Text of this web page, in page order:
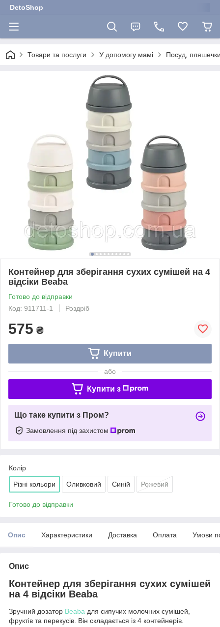
DetoShop
Товари та послуги У допомогу мамі Посуд,
Контейнер для зберігання сухих сумішей на 4
відсіки Beaba
Готово до відправки
Код: 911711-1
Роздріб
575 ₴
Купити
або
Купити з
Що таке купити з Пром?
Замовлення під захистом
Колір
Різні кольори Оливковий Синій Рожевий
Готово до відправки
Опис Характеристики Доставка Оплата Умови
Опис
Контейнер для зберігання сухих сумішей
на 4 відсіки Beaba
Зручний дозатор Beaba для сипучих молочних сумішей,
фруктів та перекусів. Він складається із 4 контейнерів.